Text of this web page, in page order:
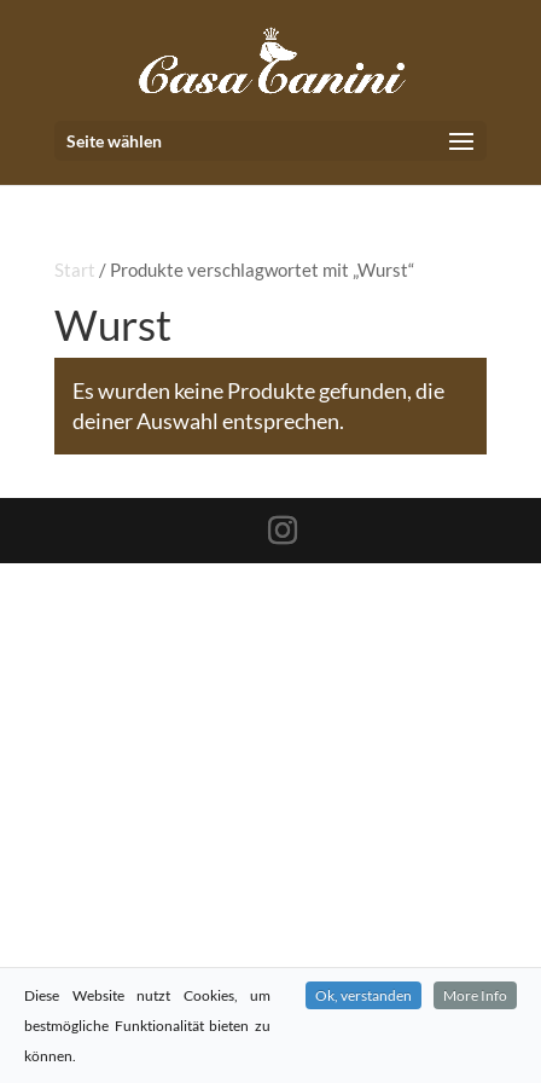
Seite wählen
Start / Produkte verschlagwortet mit „Wurst“
Wurst
Es wurden keine Produkte gefunden, die
deiner Auswahl entsprechen.
Diese Website nutzt Cookies, um
bestmögliche Funktionalität bieten zu
können.
Ok, verstanden More Info